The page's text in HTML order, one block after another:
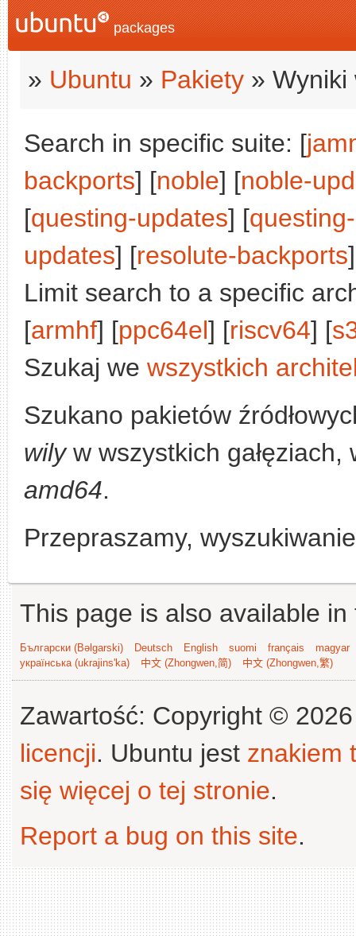
packages
» Ubuntu » Pakiety » Wyniki
Search in specific suite: [
backports] [noble] [noble-
[questing-updates] [
updates] [resolute-backports
Limit search to a specific
[armhf] [ppc64el] [riscv64] [
Szukaj we wszystkich
Szukano pakietów
wilyw wszystkich gałęziach,
amd64.
Przepraszamy,
This page is also available
Български (Bəlgarski) Deutsch English suomi français
magyar
українська (ukrajins'ka)
中文 (Zhongwen,简) 中文 (Zhongwen,繁)
Zawartość: Copyright ©
licencji. Ubuntu jest znakiem
się więcej o tej stronie.
Report a bug on this site.